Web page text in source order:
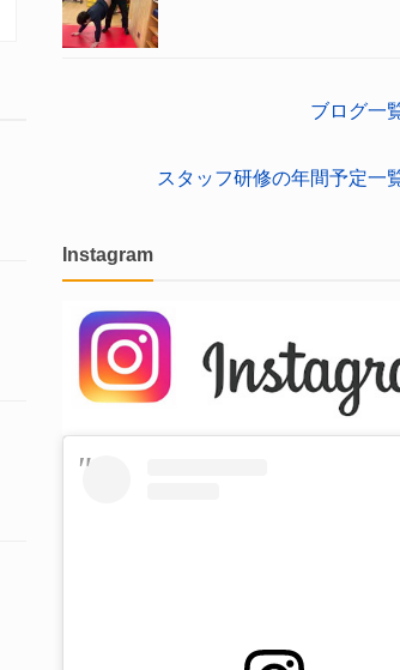
ブログ一
スタッフ研修の年間予定一
Instagram